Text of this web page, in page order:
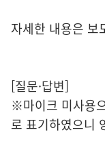
자세한 내용은 보
[질문·답변]
※마이크 미사용
로 표기하였으니